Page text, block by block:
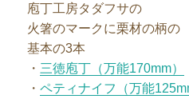
庖丁工房タダフサの
火箸のマークに栗材の柄の
基本の3本
・ 三徳庖丁（万能170mm）
・ペティナイフ（万能